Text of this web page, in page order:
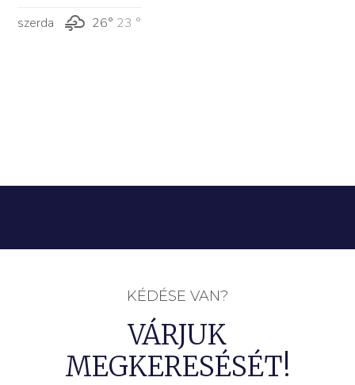
szerda
26° 23 °
KÉDÉSE VAN?
VÁRJUK
MEGKERESÉSÉT!